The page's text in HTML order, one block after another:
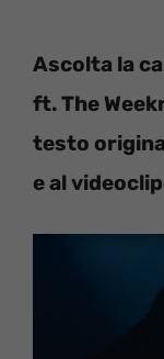
Ascolta la
ft. The
testo
e al